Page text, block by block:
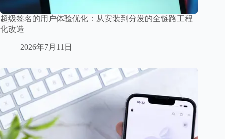
超级签名的用户体验优化：从安装到分发的全链路工程
化改造
2026年7月11日